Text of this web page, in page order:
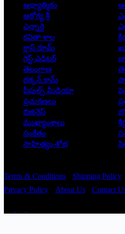
ఆధ్యాత్మికం
ఆరోగ్య శ్రీ
ఎన్నారై
కవితా శాల
క్లాస్ రూమ్
గెస్ట్ ఎడిటర్
తెలంగాణ
దక్కన్.కామ్
పీపుల్స్ ‌మీడియా
ప్రచురణలు
బిజినెస్
ముఖ్యాంశాలు
సంకేతం
సాహిత్యం-శోభ
Terms & Conditions Shipping Policy
Privacy Policy
About Us Contact